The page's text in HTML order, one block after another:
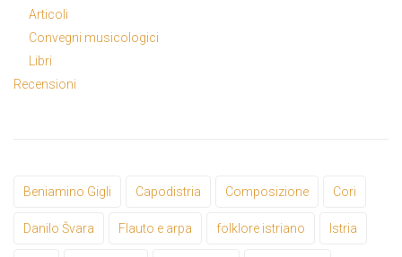
Articoli
Convegni musicologici
Libri
Recensioni
Beniamino Gigli Capodistria Composizione Cori
Danilo Švara Flauto e arpa folklore istriano Istria